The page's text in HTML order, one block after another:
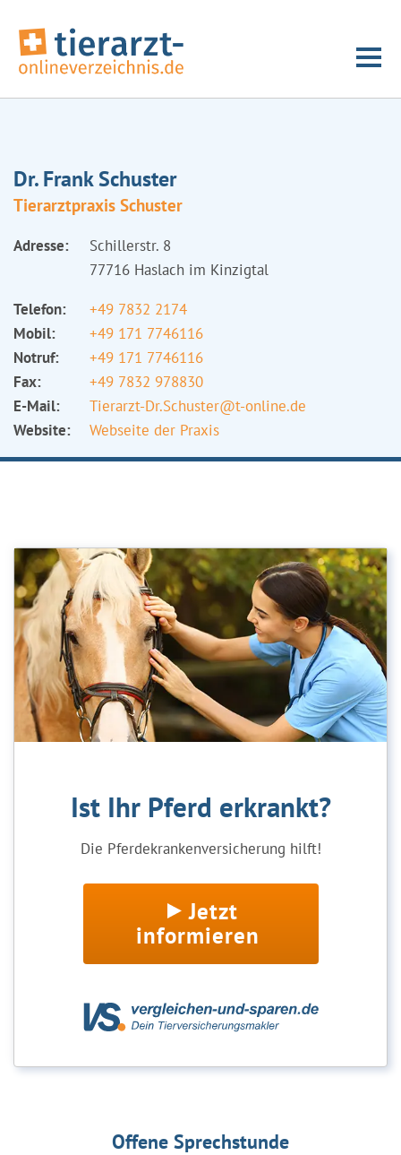
Dr. Frank Schuster
Tierarztpraxis Schuster
Adresse:
Schillerstr. 8
77716 Haslach im Kinzigtal
Telefon:
+49 7832 2174
Mobil:
+49 171 7746116
Notruf:
+49 171 7746116
Fax:
+49 7832 978830
E-Mail:
Tierarzt-Dr.Schuster@t-online.de
Website:
Webseite der Praxis
Ist Ihr Pferd erkrankt?
Die Pferdekrankenversicherung hilft!
Jetzt
informieren
Offene Sprechstunde